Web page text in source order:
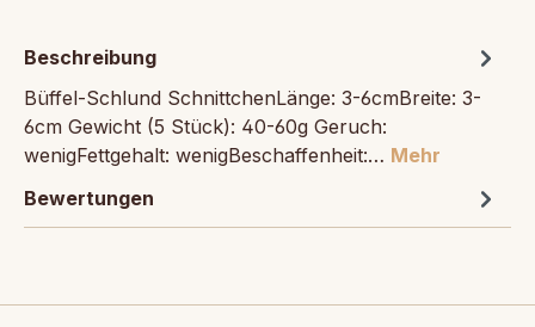
Beschreibung
Büffel-Schlund SchnittchenLänge: 3-6cmBreite: 3-
6cm Gewicht (5 Stück): 40-60g Geruch:
wenigFettgehalt: wenigBeschaffenheit:… Mehr
Bewertungen